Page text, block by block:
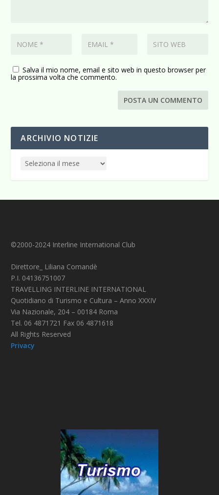
Salva il mio nome, email e sito web in questo browser per
la prossima volta che commento.
ARCHIVIO NOTIZIE
©2000-2024 Interline International Club
Direttore_ Liliana Comandè
P.I. 04136751007
TRAVELLING INTERLINE INTERNATIONAL
Quotidiano di Turismo e Cultura – Anno XXXIV
Via Nazionale, 204 – 00184 Roma
Tel. 06 4871721 Fax 06 4871618
All Rights Reserved
Privacy